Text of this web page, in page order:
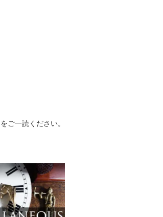
をご一読ください。